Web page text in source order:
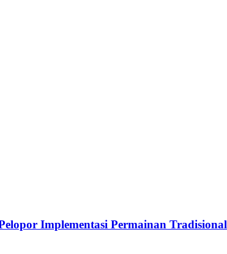
Implementasi Permainan Tradisional